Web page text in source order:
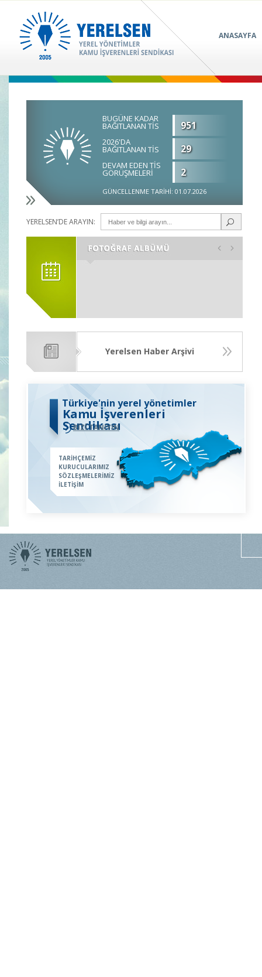
ANASAYFA
BUGÜNE KADAR
BAĞITLANAN TİS 951
2026'DA
BAĞITLANAN TİS 29
DEVAM EDEN TİS
GÖRÜŞMELERİ 2
GÜNCELLENME TARİHİ: 01.07.2026
YERELSEN’DE ARAYIN:
Yerelsen Haber Arşivi
Kamu İşverenleri
Sendikası
Türkiye'nin yerel yönetimler
BİZİ TANIYIN
TARİHÇEMİZ
KURUCULARIMIZ
SÖZLEŞMELERİMİZ
İLETİŞİM